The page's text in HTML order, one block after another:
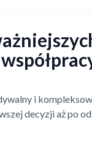
i
decyzji aż po